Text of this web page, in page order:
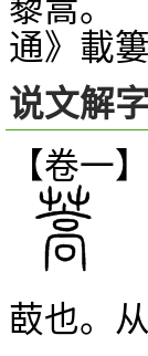
藜蒿。
通》載
说文解字
【卷一
菣也。